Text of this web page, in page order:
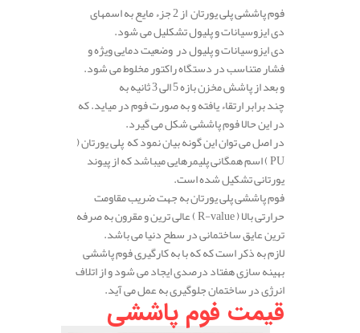
فوم پاششی پلی یورتان از 2 جزء مایع به اسمهای
دی ایزوسیانات و پلیول تشکلیل می شود.
دی ایزوسیانات و پلیول در وضعیت دمایی ویژه و
فشار متناسب در دستگاه راکتور مخلوط می شود.
و بعد از پاشش مخزن بازه 5 الی 3 ثانیه به
چند برابر ارتقاء یافته و به صورت فوم در میاید. که
در این حالا فوم پاششی شکل می گیرد.
در اصل می توان این گونه بیان نمود که پلی یورتان (
PU ) اسم همگانی پلیمرهایی میباشد که از پیوند
یورتانی تشکیل شده است.
فوم پاششی پلی یورتان به جهت ضریب مقاومت
حرارتی بالا ( R-value ) عالی ترین و مقرون به صرفه
ترین عایق ساختمانی در سطح دنیا می باشد.
لازم به ذکر است که که با به کارگیری فوم پاششی
بهینه سازی هفتاد درصدی ایجاد می شود و از اتلاف
انرژی در ساختمان جلوگیری به عمل می آید.
قیمت فوم پاششی